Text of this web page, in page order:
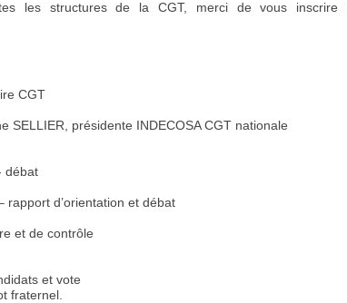
les structures de la CGT, merci de vous
CGT
SELLIER, présidente INDECOSA CGT nationale
débat
rapport d’orientation et débat
et de contrôle
et vote
fraternel.